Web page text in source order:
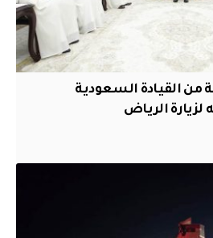
من القيادة السعودية
الرياض